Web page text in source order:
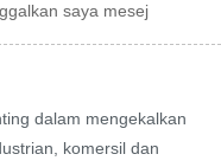
saya mesej
dalam mengekalkan
komersil dan